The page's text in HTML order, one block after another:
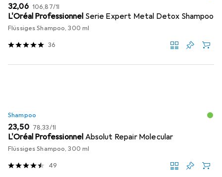
EUR
32,06 EUR
106,87/1l
L'Oréal Professionnel Serie Expert Metal Detox Shampoo
Flüssiges Shampoo, 300 ml
36
Shampoo
EUR
23,50 EUR
78,33/1l
L'Oréal Professionnel Absolut Repair Molecular
Flüssiges Shampoo, 300 ml
49